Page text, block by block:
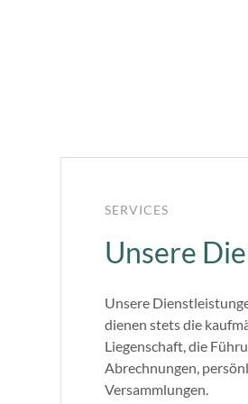
SERVICES
Unsere
Unsere
dienen stets die
Liegenschaft, die
Abrechnungen,
Versammlungen.